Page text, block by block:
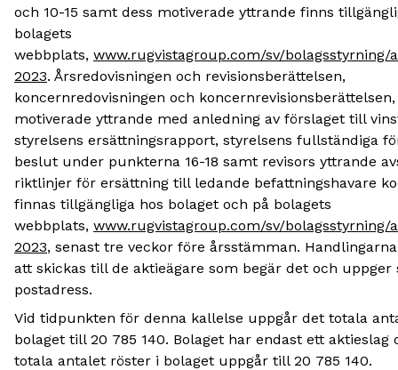
och 10-15 samt dess motiverade yttrande finns
bolagets
webbplats, www.rugvistagroup.com/sv/bolagsstyrning/
2023. Årsredovisningen och revisionsberättelsen,
koncernredovisningen och
motiverade yttrande med anledning av förslaget till
styrelsens ersättningsrapport, styrelsens fullständiga
beslut under punkterna 16-18 samt revisors yttrande
riktlinjer för ersättning till ledande befattningshavare
finnas tillgängliga hos bolaget och på bolagets
webbplats, www.rugvistagroup.com/sv/bolagsstyrning/
2023, senast tre veckor före årsstämman.
att skickas till de aktieägare som begär det och uppger
postadress.
Vid tidpunkten för denna kallelse uppgår det totala
bolaget till 20 785 140. Bolaget har endast ett aktieslag
totala antalet röster i bolaget uppgår till 20 785 140.